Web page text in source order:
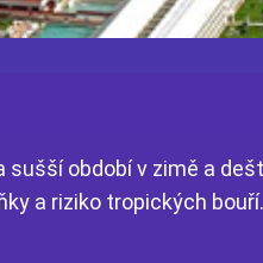
období v zimě a
a riziko tropických bouří.